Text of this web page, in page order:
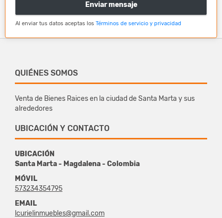
Enviar mensaje
Al enviar tus datos aceptas los Términos de servicio y privacidad
QUIÉNES SOMOS
Venta de Bienes Raices en la ciudad de Santa Marta y sus
alrededores
UBICACIÓN Y CONTACTO
UBICACIÓN
Santa Marta - Magdalena - Colombia
MÓVIL
573234354795
EMAIL
lcurielinmuebles@gmail.com